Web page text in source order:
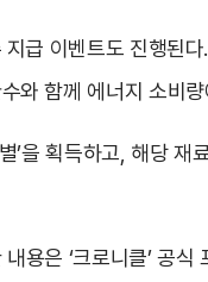
급 이벤트도 진행된
와 함께 에너지 소비
’을 획득하고, 해당
용은 ‘크로니클’ 공식